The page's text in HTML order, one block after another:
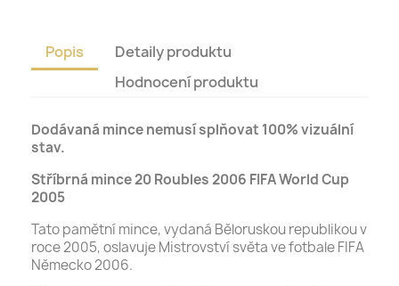
Popis
Detaily produktu
Hodnocení produktu
Dodávaná mince nemusí splňovat 100% vizuální
stav.
Stříbrná mince 20 Roubles 2006 FIFA World Cup
2005
Tato pamětní mince, vydaná Běloruskou republikou v
roce 2005, oslavuje Mistrovství světa ve fotbale FIFA
Německo 2006.